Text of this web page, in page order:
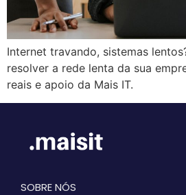
Internet travando, sistemas
resolver a rede lenta da sua
reais e apoio da Mais IT.
SOBRE NÓS